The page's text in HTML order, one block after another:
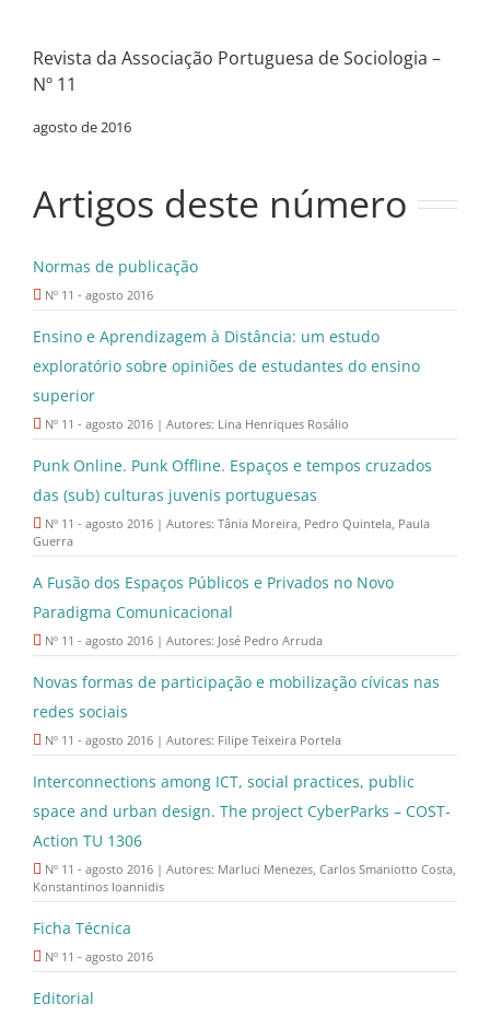
Revista da Associação Portuguesa de Sociologia –
Nº 11
agosto de 2016
Artigos deste número
Normas de publicação
Nº 11 - agosto 2016
Ensino e Aprendizagem à Distância: um estudo
exploratório sobre opiniões de estudantes do ensino
superior
Nº 11 - agosto 2016 | Autores: Lina Henriques Rosálio
Punk Online. Punk Offline. Espaços e tempos cruzados
das (sub) culturas juvenis portuguesas
Nº 11 - agosto 2016 | Autores: Tânia Moreira, Pedro Quintela, Paula
Guerra
A Fusão dos Espaços Públicos e Privados no Novo
Paradigma Comunicacional
Nº 11 - agosto 2016 | Autores: José Pedro Arruda
Novas formas de participação e mobilização cívicas nas
redes sociais
Nº 11 - agosto 2016 | Autores: Filipe Teixeira Portela
Interconnections among ICT, social practices, public
space and urban design. The project CyberParks – COST-
Action TU 1306
Nº 11 - agosto 2016 | Autores: Marluci Menezes, Carlos Smaniotto Costa,
Konstantinos Ioannidis
Ficha Técnica
Nº 11 - agosto 2016
Editorial